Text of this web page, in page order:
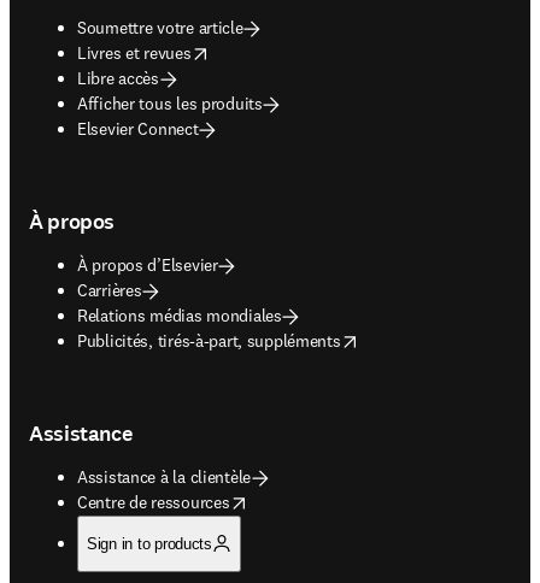
Soumettre votre article
Livres et revues
opens in new tab/window
Libre accès
Afficher tous les produits
Elsevier Connect
À propos
À propos d’Elsevier
Carrières
Relations médias mondiales
Publicités, tirés-à-part, suppléments
opens in new tab/window
Assistance
Assistance à la clientèle
Centre de ressources
opens in new tab/window
Sign in to products